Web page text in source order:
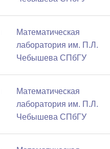
Математичеcкая
лаборатория им. П.Л.
Чебышева СПбГУ
Математичеcкая
лаборатория им. П.Л.
Чебышева СПбГУ